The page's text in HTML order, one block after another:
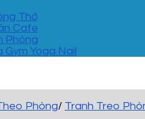
Thờ
Cafe
Phòng
Gym Yoga Nail
Phòng/ Tranh Treo